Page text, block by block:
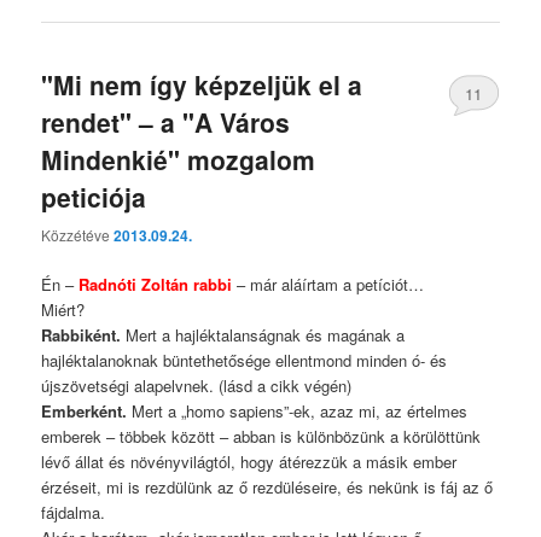
"Mi nem így képzeljük el a
rendet" – a "A Város
Mindenkié" mozgalom
peticiója
Közzétéve2013.09.24.
11
Én – Radnóti Zoltán rabbi – már aláírtam a petíciót…
Miért?
Rabbiként. Mert a hajléktalanságnak és magának a
hajléktalanoknak büntethetősége ellentmond minden ó- és
újszövetségi alapelvnek. (lásd a cikk végén)
Emberként. Mert a „homo sapiens”-ek, azaz mi, az értelmes
emberek – többek között – abban is különbözünk a körülöttünk
lévő állat és növényvilágtól, hogy átérezzük a másik ember
érzéseit, mi is rezdülünk az ő rezdüléseire, és nekünk is fáj az ő
fájdalma.